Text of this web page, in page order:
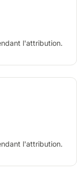
l'attribution.
l'attribution.